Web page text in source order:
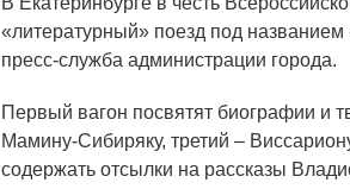
«литературный» поезд под названием
пресс-служба администрации города.
Первый вагон посвятят биографии и
Мамину-Сибиряку, третий –
содержать отсылки на рассказы